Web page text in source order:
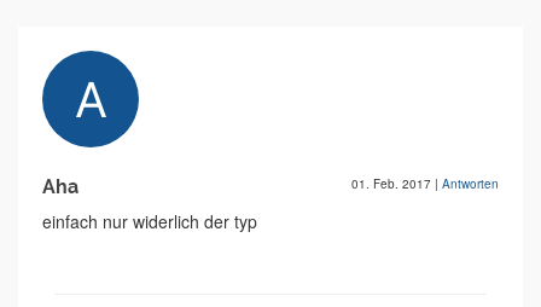
Aha 01. Feb. 2017 | Antworten
einfach nur widerlich der typ